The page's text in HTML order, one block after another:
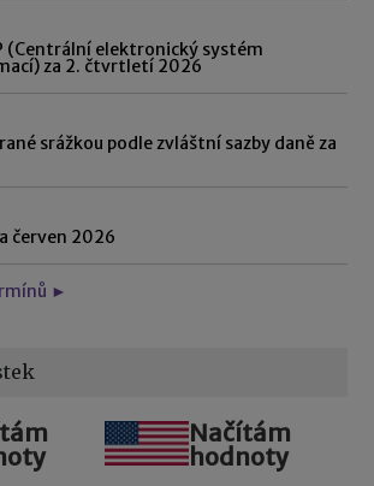
(Centrální elektronický systém
za 2. čtvrtletí 2026
srážkou podle zvláštní sazby daně za
červen 2026
►
Načítám
hodnoty